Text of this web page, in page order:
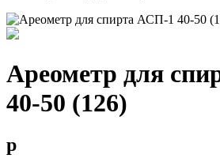
Ареометр для
40-50 (126)
p